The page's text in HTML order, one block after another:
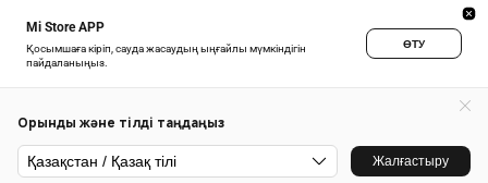
Mi Store APP
Қосымшаға кіріп, сауда жасаудың ыңғайлы мүмкіндігін
пайдаланыңыз.
ӨТУ
Орынды және тілді таңдаңыз
Қазақстан / Қазақ тілі Жалғастыру